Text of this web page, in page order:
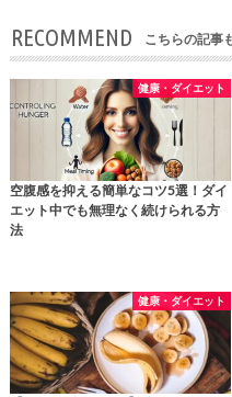
RECOMMEND こちらの記事
健康・ダイエット
空腹感を抑える簡単なコツ5選！ダイ
エット中でも無理なく続けられる方
法
健康・ダイエット